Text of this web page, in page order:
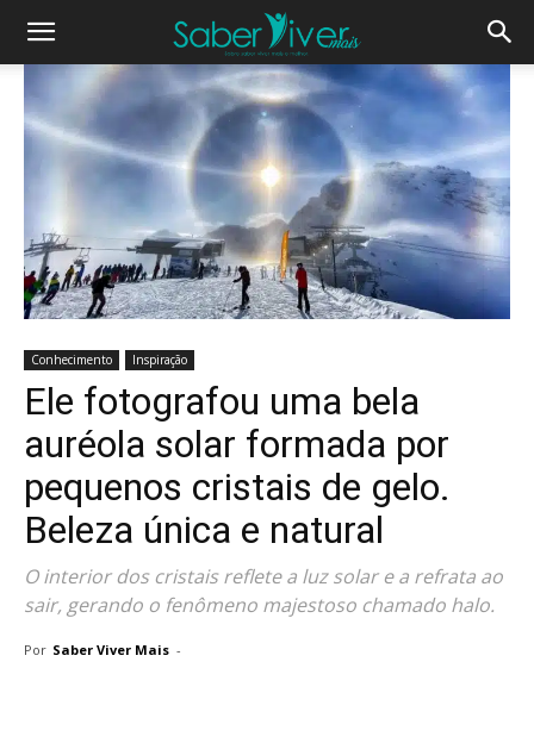
Conhecimento Inspiração
Ele fotografou uma bela
auréola solar formada por
pequenos cristais de gelo.
Beleza única e natural
O interior dos cristais reflete a luz solar e a refrata ao
sair, gerando o fenômeno majestoso chamado halo.
Por Saber Viver Mais -